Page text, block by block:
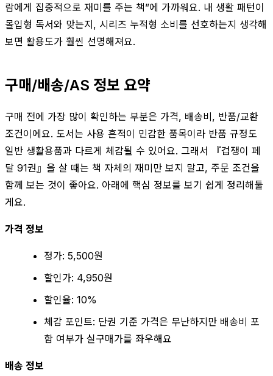
람에게 집중적으로 재미를 주는 책”에 가까워요. 내 생활 패턴이
몰입형 독서와 맞는지, 시리즈 누적형 소비를 선호하는지 생각해
보면 활용도가 훨씬 선명해져요.
구매/배송/AS 정보 요약
구매 전에 가장 많이 확인하는 부분은 가격, 배송비, 반품/교환
조건이에요. 도서는 사용 흔적이 민감한 품목이라 반품 규정도
일반 생활용품과 다르게 체감될 수 있어요. 그래서 『겁쟁이 페
달 91권』을 살 때는 책 자체의 재미만 보지 말고, 주문 조건을
함께 보는 것이 좋아요. 아래에 핵심 정보를 보기 쉽게 정리해둘
게요.
가격 정보
정가: 5,500원
할인가: 4,950원
할인율: 10%
체감 포인트: 단권 기준 가격은 무난하지만 배송비 포
함 여부가 실구매가를 좌우해요
배송 정보